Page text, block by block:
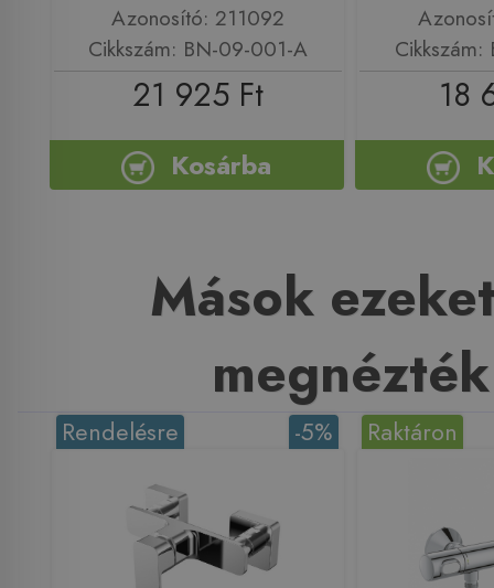
Azonosító: 211092
Cikkszám: BN-09-001-A
21 925 Ft
Kosárba
18
Mások
megnézték
-5%
Rendelésre Raktáron